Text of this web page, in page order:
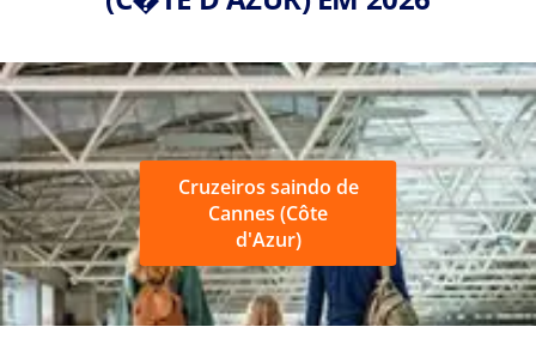
Cruzeiros saindo de
Cannes (Côte
d'Azur)